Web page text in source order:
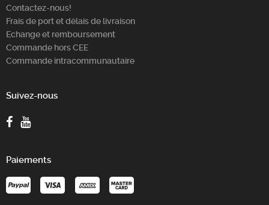
Contactez-nous!
Frais de port et délais de livraison
Echange et remboursement
Commande hors CEE
Commande intracommunautaire
Suivez-nous
Paiements